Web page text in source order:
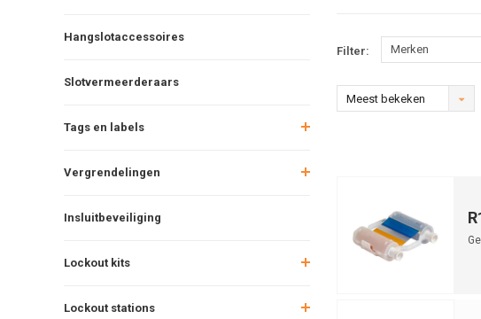
Hangslotaccessoires
Slotvermeerderaars
Tags en labels
Vergrendelingen
Insluitbeveiliging
Lockout kits
Lockout stations
Filter: Merken
Meest bekeken